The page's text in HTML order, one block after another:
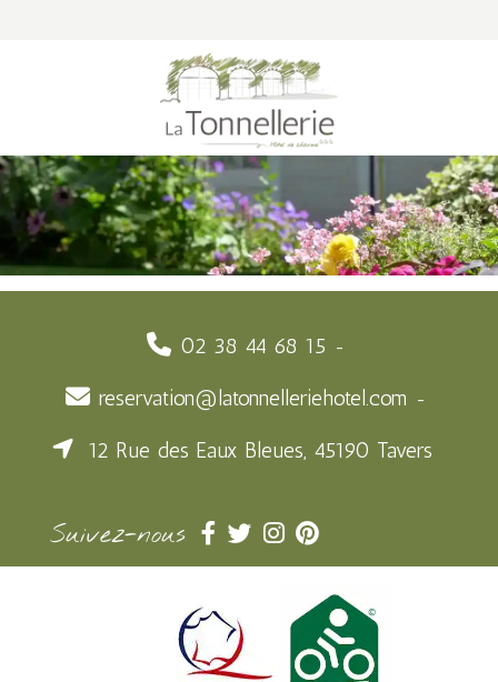
02 38 44 68 15
reservation@latonnelleriehotel.com
12 Rue des Eaux Bleues, 45190 Tavers
Suivez-nous